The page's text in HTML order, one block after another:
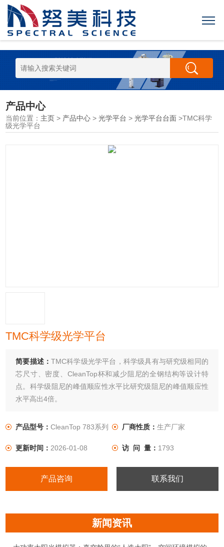
产品中心
当前位置： 主页 > 产品中心 >光学平台 >光学平台台面 >TMC科学
级光学平台
TMC科学级光学平台
简要描述：TMC科学级光学平台，科学级具有与研究级相同的
芯尺寸、密度、CleanTop杯和减少阻尼的全钢结构等设计特
点。科学级阻尼的峰值顺应性水平比研究级阻尼的峰值顺应性
水平高出4倍。
产品型号：CleanTop 783系列 厂商性质： 生产厂家
更新时间： 2026-01-08 访 问 量： 1793
产品咨询 联系我们
新闻资讯